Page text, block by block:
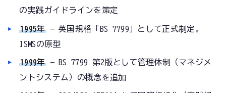
の実践ガイドラインを策定
1995年 — 英国規格「BS 7799」として正式制定。
ISMSの原型
1999年 — BS 7799 第2版として管理体制（マネジメ
ントシステム）の概念を追加